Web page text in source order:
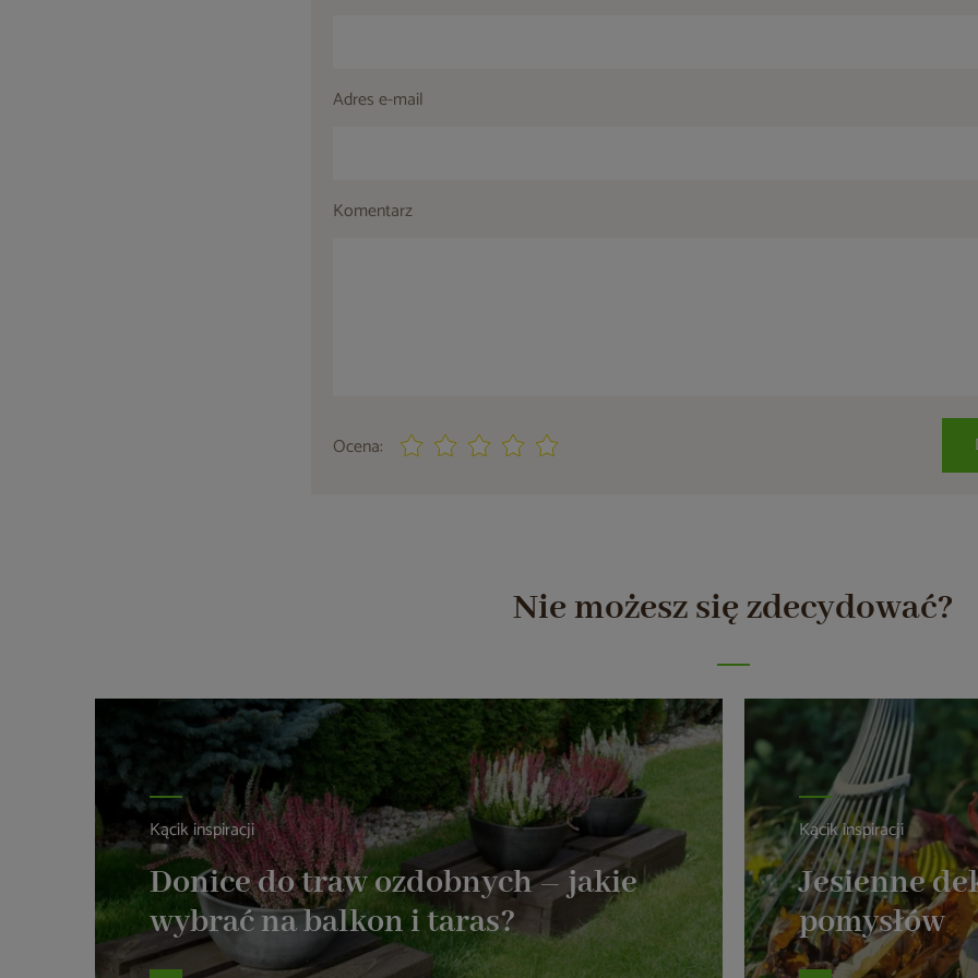
Adres e-mail
Komentarz
Ocena:
Nie możesz się zdecydować?
Kącik inspiracji
Donice do traw ozdobnych – jakie
wybrać na balkon i taras?
Kącik inspiracji
Jesienne
pomysłów